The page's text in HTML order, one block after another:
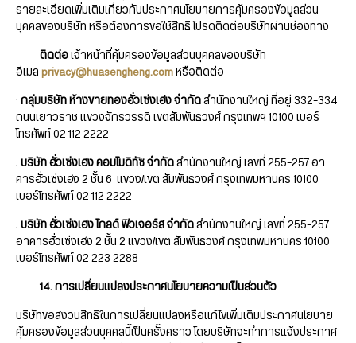
รายละเอียดเพิ่มเติมเกี่ยวกับประกาศนโยบายการคุ้มครองข้อมูลส่วน
บุคคลของบริษัท หรือต้องการขอใช้สิทธิ โปรดติดต่อบริษัทผ่านช่องทาง
ติดต่อ เจ้าหน้าที่คุ้มครองข้อมูลส่วนบุคคลของบริษัท
อีเมล privacy@huasengheng.com หรือติดต่อ
: กลุ่มบริษัท ห้างขายทองฮั่วเซ่งเฮง จำกัด สำนักงานใหญ่ ที่อยู่ 332–334
ถนนเยาวราช แขวงจักรวรรดิ เขตสัมพันธวงศ์ กรุงเทพฯ 10100 เบอร์
โทรศัพท์ 02 112 2222
: บริษัท ฮั่วเซ่งเฮง คอมโมดิทัซ จำกัด สำนักงานใหญ่ เลขที่ 255-257 อา
คารฮั่วเซ่งเฮง 2 ชั้น 6 แขวง/เขต สัมพันธวงศ์ กรุงเทพมหานคร 10100
เบอร์โทรศัพท์ 02 112 2222
: บริษัท ฮั่วเซ่งเฮง โกลด์ ฟิวเจอร์ส จำกัด สำนักงานใหญ่ เลขที่ 255-257
อาคารฮั่วเซ่งเฮง 2 ชั้น 2 แขวง/เขต สัมพันธวงศ์ กรุงเทพมหานคร 10100
เบอร์โทรศัพท์ 02 223 2288
14. การเปลี่ยนแปลงประกาศนโยบายความเป็นส่วนตัว
บริษัทขอสงวนสิทธิในการเปลี่ยนแปลงหรือแก้ไขเพิ่มเติมประกาศนโยบาย
คุ้มครองข้อมูลส่วนบุคคลนี้เป็นครั้งคราว โดยบริษัทจะทำการแจ้งประกาศ